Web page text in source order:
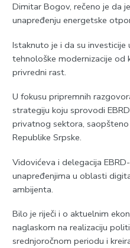
Dimitar Bogov, rečeno je da
unapređenju energetske
Istaknuto je i da su
tehnološke modernizacije od
privredni rast.
U fokusu pripremnih
strategiju koju sprovodi
privatnog sektora,
Republike Srpske.
Vidovićeva i delegacija
unapređenjima u oblasti
ambijenta.
Bilo je riječi i o aktuelnim
naglaskom na realizaciju
srednjoročnom periodu i